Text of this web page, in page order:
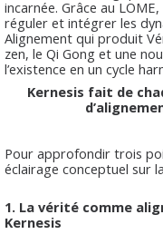
incarnée. Grâce au
réguler et intégrer les
Alignement qui produit
zen, le Qi Gong et une
l’existence en un cycle
Kernesis fait de
Pour approfondir trois
éclairage conceptuel sur
1. La vérité comme
Kernesis